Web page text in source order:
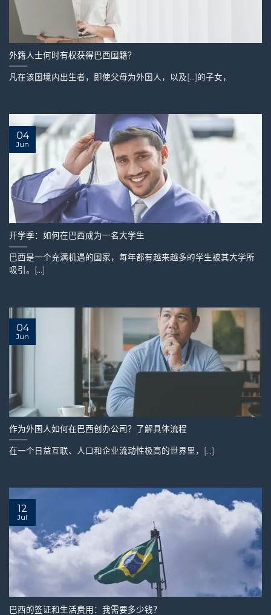
外籍人士何时有权获得巴西国籍？
凡在该国境内出生者，即使父母为外国人，以及[...]的子女，
开学季：如何在巴西成为一名大学生
巴西是一个充满机遇的国家，每年都有越来越多的学生被其大学所
吸引。[...]
04
Jun
作为外国人如何在巴西创办公司？了解具体流程
在一个日益互联、人口和企业流动性极高的世界里，[...]
04
Jun
巴西的签证和生活费用：我需要多少钱？
12
Jul